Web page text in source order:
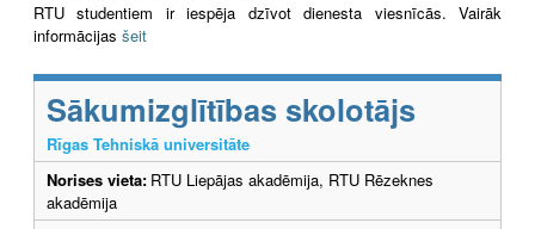
RTU studentiem ir iespēja dzīvot dienesta viesnīcās. Vairāk
informācijas šeit
Sākumizglītības skolotājs
Rīgas Tehniskā universitāte
Norises vieta: RTU Liepājas akadēmija, RTU Rēzeknes
akadēmija